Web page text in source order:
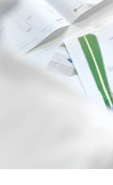
Outsourcing
Individuelle
Infrastruktur
Chemische
Sivacon S8
Simoprime
Lokale Filter
Schrankfilter
Praktikum
Veteranen
KONTAKTE